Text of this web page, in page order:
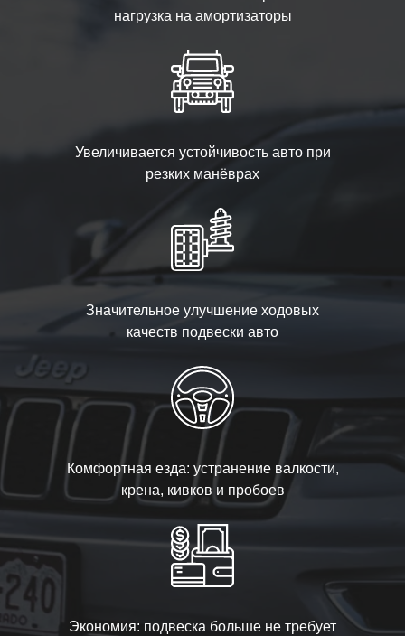
нагрузка на амортизаторы
Увеличивается устойчивость авто при
резких манёврах
Значительное улучшение ходовых
качеств подвески авто
Комфортная езда: устранение валкости,
крена, кивков и пробоев
Экономия: подвеска больше не требует